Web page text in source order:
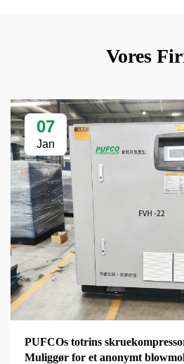
Vores
07
Jan
PUFCOs totrins
Muliggør for et anonymt